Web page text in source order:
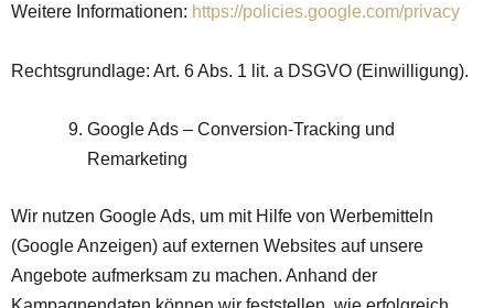
Weitere Informationen: https://policies.google.com/privacy
Rechtsgrundlage: Art. 6 Abs. 1 lit. a DSGVO (Einwilligung).
Google Ads – Conversion-Tracking und
Remarketing
Wir nutzen Google Ads, um mit Hilfe von Werbemitteln
(Google Anzeigen) auf externen Websites auf unsere
Angebote aufmerksam zu machen. Anhand der